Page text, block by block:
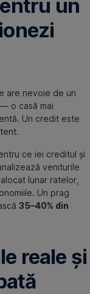
un
are nevoie de un
o casă mai
Un credit este
ce iei creditul și
veniturile
lunar ratelor,
Un prag
35–40% din
reale și